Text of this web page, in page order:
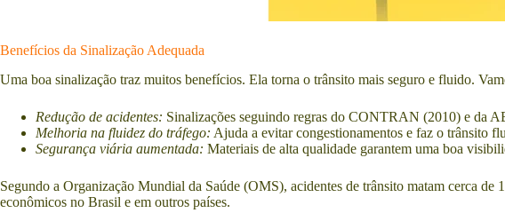
Benefícios da Sinalização Adequada
Uma boa sinalização traz muitos benefícios. Ela torna o trânsito mais seguro e fluido.
Redução de acidentes: Sinalizações seguindo regras do CONTRAN (2010) e da
Melhoria na fluidez do tráfego: Ajuda a evitar congestionamentos e faz o trânsito
Segurança viária aumentada: Materiais de alta qualidade garantem uma boa
Segundo a Organização Mundial da Saúde (OMS), acidentes de trânsito matam cerca
econômicos no Brasil e em outros países.